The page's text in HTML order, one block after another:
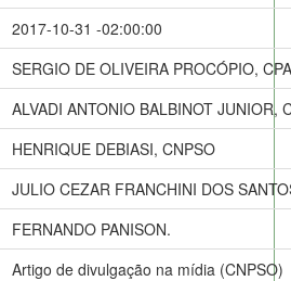
2017-10-31 -02:00:00
SERGIO DE OLIVEIRA PROCÓPIO,
ALVADI ANTONIO BALBINOT JUNIOR,
HENRIQUE DEBIASI, CNPSO
JULIO CEZAR FRANCHINI DOS
FERNANDO PANISON.
Artigo de divulgação na mídia (CNPSO)